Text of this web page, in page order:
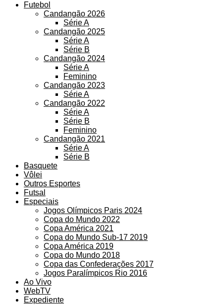
Futebol
Candangão 2026
Série A
Candangão 2025
Série A
Série B
Candangão 2024
Série A
Feminino
Candangão 2023
Série A
Candangão 2022
Série A
Série B
Feminino
Candangão 2021
Série A
Série B
Basquete
Vôlei
Outros Esportes
Futsal
Especiais
Jogos Olímpicos Paris 2024
Copa do Mundo 2022
Copa América 2021
Copa do Mundo Sub-17 2019
Copa América 2019
Copa do Mundo 2018
Copa das Confederações 2017
Jogos Paralímpicos Rio 2016
Ao Vivo
WebTV
Expediente